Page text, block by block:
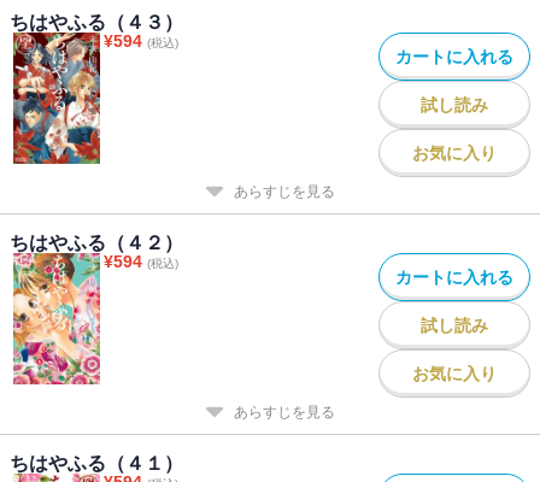
ちはやふる（４３）
¥594 (税込)
カートに入れる
試し読み
お気に入り
あらすじを見る
ちはやふる（４２）
¥594 (税込)
カートに入れる
試し読み
お気に入り
あらすじを見る
ちはやふる（４１）